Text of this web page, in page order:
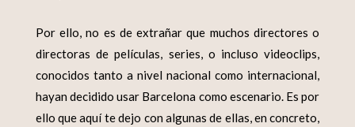
Por ello, no es de extrañar que muchos directores o
directoras de películas, series, o incluso videoclips,
conocidos tanto a nivel nacional como internacional,
hayan decidido usar Barcelona como escenario. Es por
ello que aquí te dejo con algunas de ellas, en concreto,